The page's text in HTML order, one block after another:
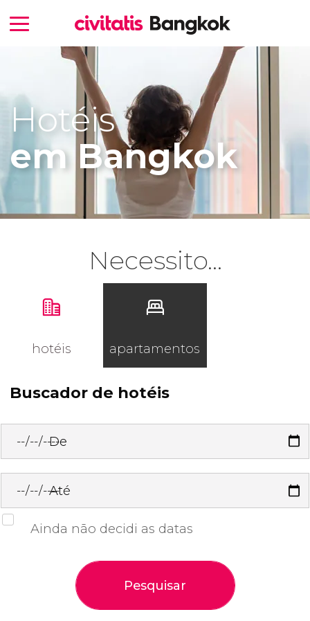
Hotéis
em Bangkok
Necessito...
hotéis apartamentos
Buscador de hotéis
De
Até
Ainda não decidi as datas
Pesquisar